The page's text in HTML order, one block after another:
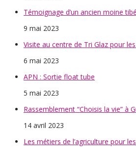
Témoignage d’un ancien moine
9 mai 2023
Visite au centre de Tri Glaz pour
6 mai 2023
APN : Sortie float tube
5 mai 2023
Rassemblement “Choisis la vie” à
14 avril 2023
Les métiers de l’agriculture pour